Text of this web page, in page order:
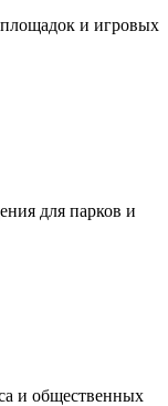
и игровых
для парков и
и общественных